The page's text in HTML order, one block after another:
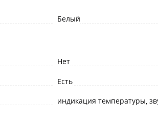
Белый
Нет
Есть
индикация температуры,